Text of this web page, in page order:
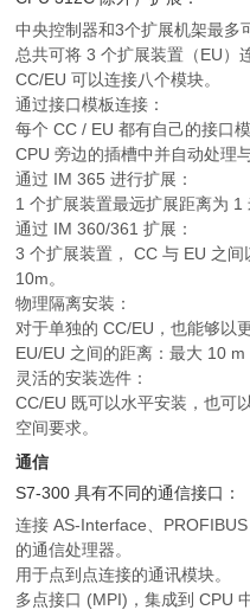
中央控制器和3个扩展机架最多
总共可将 3 个扩展装置（EU）
CC/EU 可以连接八个模块。
通过接口模板连接：
每个 CC / EU 都有自己的接口
CPU 旁边的插槽中并自动处理
通过 IM 365 进行扩展：
1 个扩展装置最远扩展距离为 1
通过 IM 360/361 扩展：
3 个扩展装置， CC 与 EU 之
10m。
物理隔离安装：
对于单独的 CC/EU，也能够以
EU/EU 之间的距离：最大 10 m
灵活的安装选件：
CC/EU 既可以水平安装，也可
空间要求。
通信
S7-300 具有不同的通信接口：
连接 AS-Interface、
的通信处理器。
用于点到点连接的通讯模块。
多点接口 (MPI)，集成到 CPU